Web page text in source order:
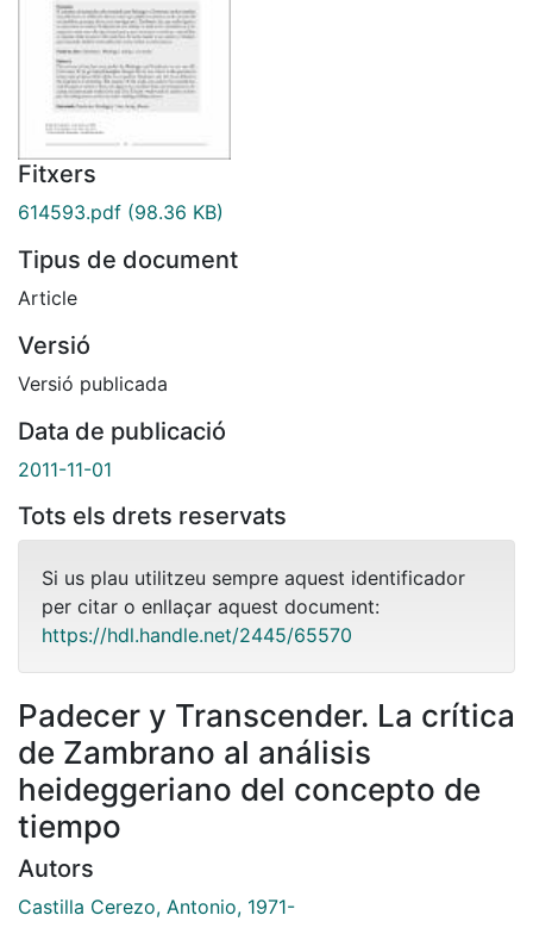
Fitxers
614593.pdf (98.36 KB)
Tipus de document
Article
Versió
Versió publicada
Data de publicació
2011-11-01
Tots els drets reservats
Si us plau utilitzeu sempre aquest identificador
per citar o enllaçar aquest document:
https://hdl.handle.net/2445/65570
Padecer y Transcender. La crítica
de Zambrano al análisis
heideggeriano del concepto de
tiempo
Autors
Castilla Cerezo, Antonio, 1971-